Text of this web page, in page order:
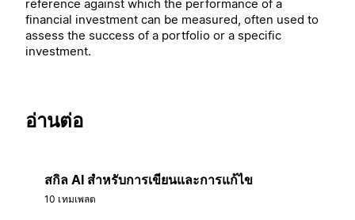
reference against which the performance of a
financial investment can be measured, often used to
assess the success of a portfolio or a specific
investment.
อ่านต่อ
สกิล AI สำหรับการเขียนและการแก้ไข
10 เทมเพลต